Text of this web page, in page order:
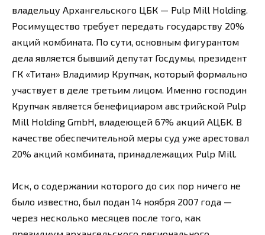
владельцу Архангельского ЦБК — Pulp Mill Holding.
Росимущество требует передать государству 20%
акций комбината. По сути, основным фигурантом
дела является бывший депутат Госдумы, президент
ГК «Титан» Владимир Крупчак, который формально
участвует в деле третьим лицом. Именно господин
Крупчак является бенефициаром австрийской Pulp
Mill Holding GmbH, владеющей 67% акций АЦБК. В
качестве обеспечительной меры суд уже арестовал
20% акций комбината, принадлежащих Pulp Mill.
Иск, о содержании которого до сих пор ничего не
было известно, был подан 14 ноября 2007 года —
через несколько месяцев после того, как